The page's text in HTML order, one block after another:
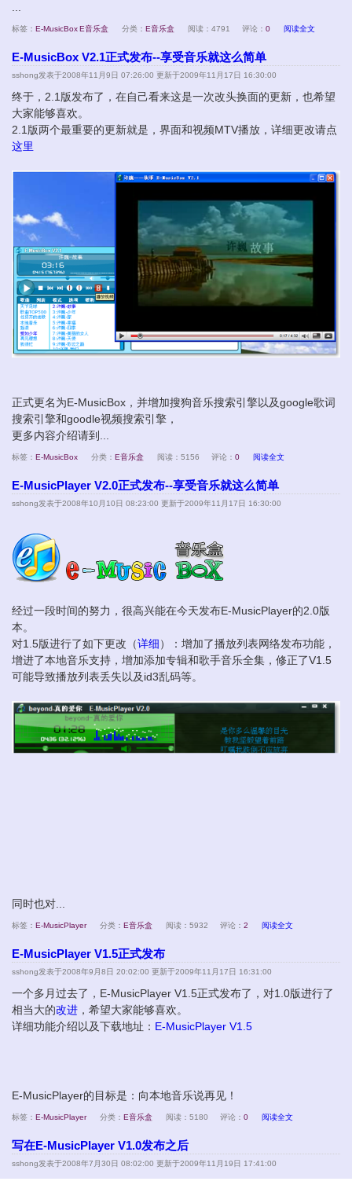
...
标签： E-MusicBox E音乐盒 分类： E音乐盒 阅读：4791 评论： 0 阅读全文
E-MusicBox V2.1正式发布--享受音乐就这么简单
sshong发表于2008年11月9日 07:26:00 更新于2009年11月17日 16:30:00
终于，2.1版发布了，在自己看来这是一次改头换面的更新，也希望
大家能够喜欢。
2.1版两个最重要的更新就是，界面和视频MTV播放，详细更改请点
这里
正式更名为E-MusicBox，并增加搜狗音乐搜索引擎以及google歌词
搜索引擎和goodle视频搜索引擎，
更多内容介绍请到...
标签： E-MusicBox 分类： E音乐盒 阅读：5156 评论： 0 阅读全文
E-MusicPlayer V2.0正式发布--享受音乐就这么简单
sshong发表于2008年10月10日 08:23:00 更新于2009年11月17日 16:30:00
经过一段时间的努力，很高兴能在今天发布E-MusicPlayer的2.0版
本。
对1.5版进行了如下更改（详细）：增加了播放列表网络发布功能，
增进了本地音乐支持，增加添加专辑和歌手音乐全集，修正了V1.5
可能导致播放列表丢失以及id3乱码等。
同时也对...
标签： E-MusicPlayer 分类： E音乐盒 阅读：5932 评论： 2 阅读全文
E-MusicPlayer V1.5正式发布
sshong发表于2008年9月8日 20:02:00 更新于2009年11月17日 16:31:00
一个多月过去了，E-MusicPlayer V1.5正式发布了，对1.0版进行了
相当大的改进 ，希望大家能够喜欢。
详细功能介绍以及下载地址： E-MusicPlayer V1.5
E-MusicPlayer的目标是：向本地音乐说再见！
标签： E-MusicPlayer 分类： E音乐盒 阅读：5180 评论： 0 阅读全文
写在E-MusicPlayer V1.0发布之后
sshong发表于2008年7月30日 08:02:00 更新于2009年11月19日 17:41:00